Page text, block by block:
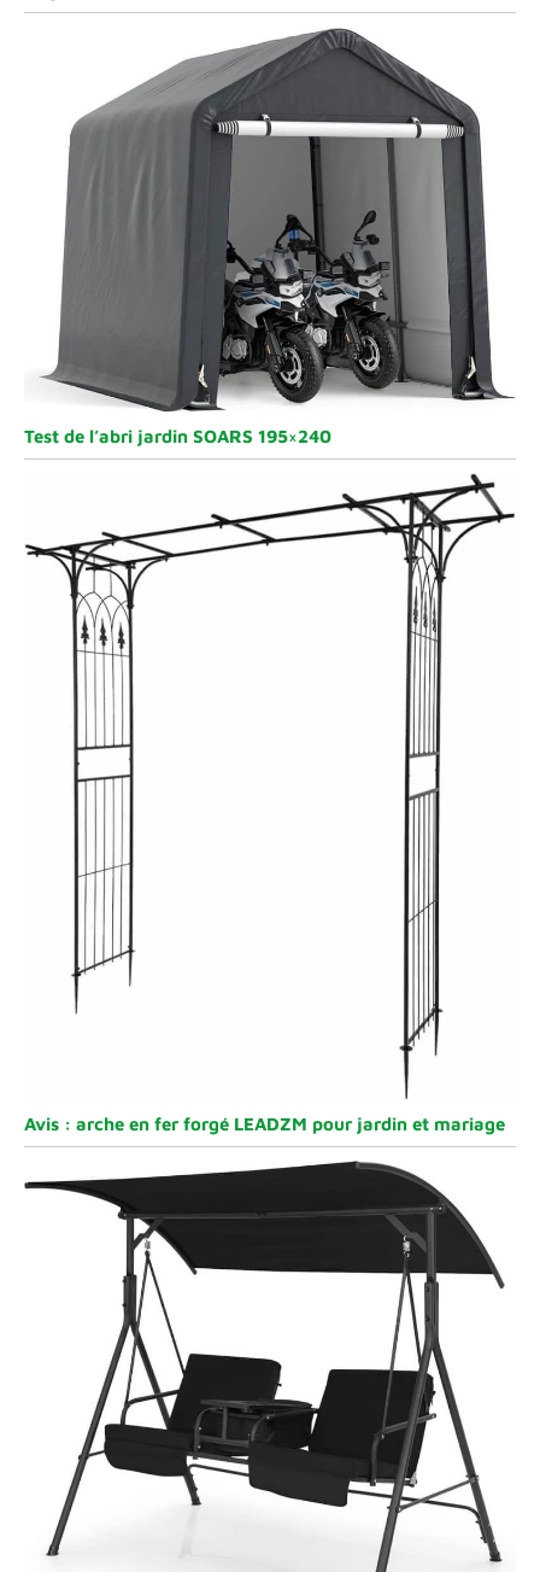
Test de l’abri jardin SOARS 195×240
Avis : arche en fer forgé LEADZM pour jardin et mariage